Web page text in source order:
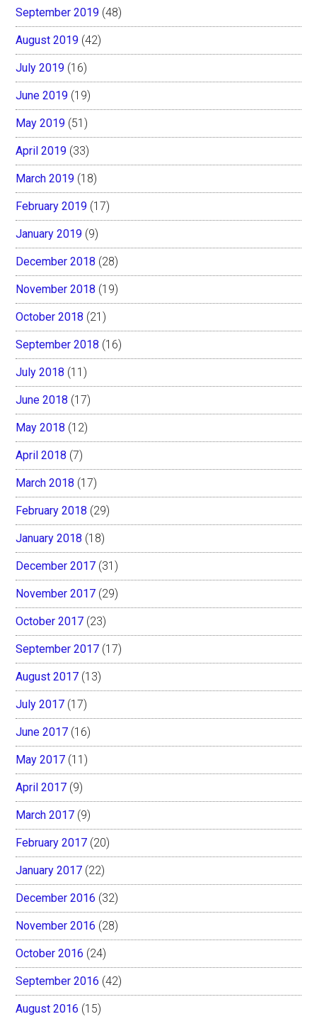
September 2019 (48)
August 2019 (42)
July 2019 (16)
June 2019 (19)
May 2019 (51)
April 2019 (33)
March 2019 (18)
February 2019 (17)
January 2019 (9)
December 2018 (28)
November 2018 (19)
October 2018 (21)
September 2018 (16)
July 2018 (11)
June 2018 (17)
May 2018 (12)
April 2018 (7)
March 2018 (17)
February 2018 (29)
January 2018 (18)
December 2017 (31)
November 2017 (29)
October 2017 (23)
September 2017 (17)
August 2017 (13)
July 2017 (17)
June 2017 (16)
May 2017 (11)
April 2017 (9)
March 2017 (9)
February 2017 (20)
January 2017 (22)
December 2016 (32)
November 2016 (28)
October 2016 (24)
September 2016 (42)
August 2016 (15)